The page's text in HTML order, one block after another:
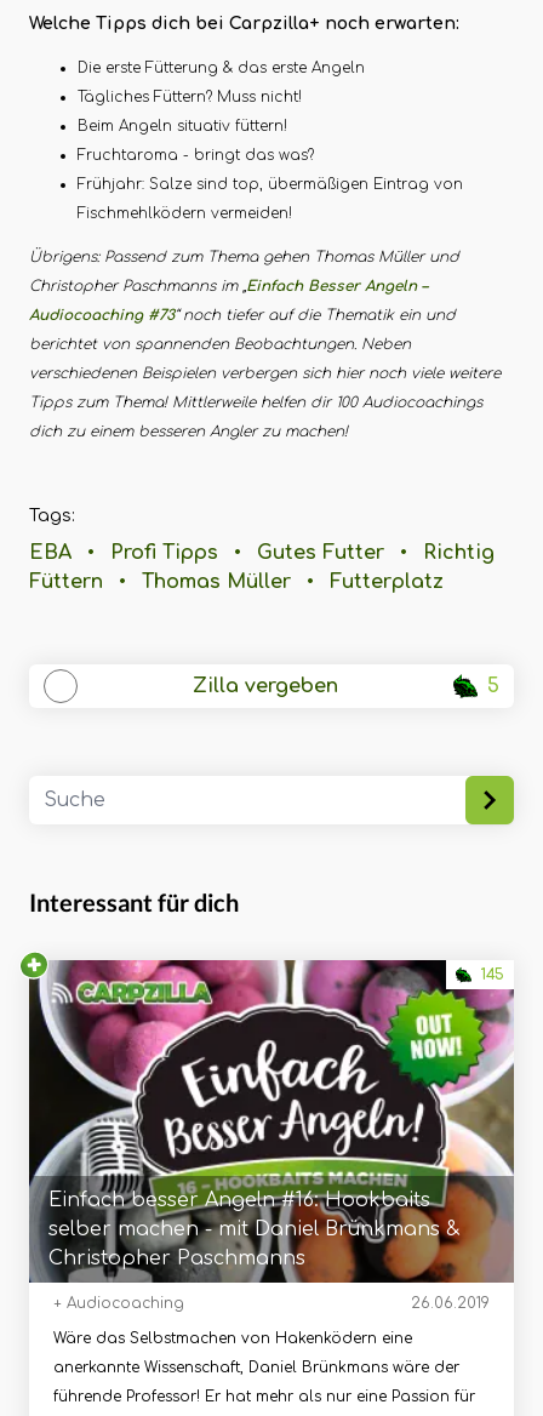
Welche Tipps dich bei Carpzilla+ noch erwarten:
Die erste Fütterung & das erste Angeln
Tägliches Füttern? Muss nicht!
Beim Angeln situativ füttern!
Fruchtaroma - bringt das was?
Frühjahr: Salze sind top, übermäßigen Eintrag von
Fischmehlködern vermeiden!
Übrigens: Passend zum Thema gehen Thomas Müller und
Christopher Paschmanns im „Einfach Besser Angeln –
Audiocoaching #73“ noch tiefer auf die Thematik ein und
berichtet von spannenden Beobachtungen. Neben
verschiedenen Beispielen verbergen sich hier noch viele weitere
Tipps zum Thema! Mittlerweile helfen dir 100 Audiocoachings
dich zu einem besseren Angler zu machen!
Tags:
EBA • Profi Tipps • Gutes Futter •
Richtig
Füttern
• Thomas Müller • Futterplatz
Zilla vergeben 5
Interessant für dich
Einfach besser Angeln #16: Hookbaits
selber machen - mit Daniel Brünkmans &
Christopher Paschmanns
145
+ Audiocoaching 26.06.2019
Wäre das Selbstmachen von Hakenködern eine
anerkannte Wissenschaft, Daniel Brünkmans wäre der
führende Professor! Er hat mehr als nur eine Passion für